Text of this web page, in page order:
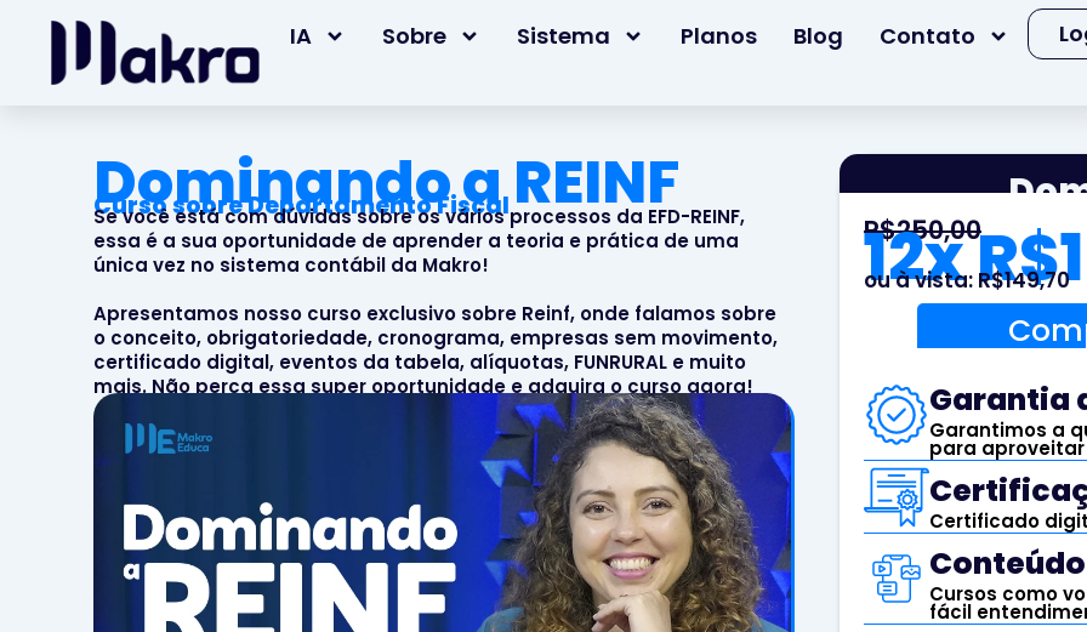
IA Sobre Sistema Planos Blog Contato
Dominando a REINF​
Curso sobre Departamento Fiscal
Se você está com dúvidas sobre os vários processos da EFD-REINF,
essa é a sua oportunidade de aprender a teoria e prática de uma
única vez no sistema contábil da Makro!
Apresentamos nosso curso exclusivo sobre Reinf, onde falamos sobre
o conceito, obrigatoriedade, cronograma, empresas sem movimento,
certificado digital, eventos da tabela, alíquotas, FUNRURAL e muito
mais. Não perca essa super oportunidade e adquira o curso agora!
R$250,00
12x
ou à vista: R$149,70
Garantia
Garantimos a
para
Certificado
Cursos como
fácil